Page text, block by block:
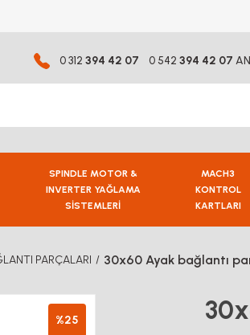
0 312 394 42 07 0 542 394 42 07
SPINDLE MOTOR &
INVERTER YAĞLAMA
SİSTEMLERİ
MACH3
KONTROL
KARTLARI
PARÇALARI 30x60 Ayak bağlantı
%25